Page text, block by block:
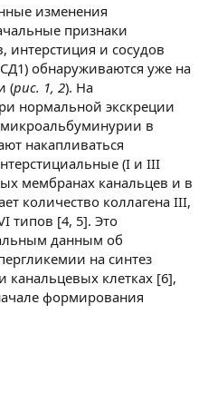
изменения
признаки
интерстиция и сосудов
обнаруживаются уже на
(рис. 1, 2). На
нормальной экскреции
в
накапливаться
(I и III
мембранах канальцев и в
количество коллагена III,
типов [4, 5]. Это
данным об
на синтез
канальцевых клетках [6],
формирования